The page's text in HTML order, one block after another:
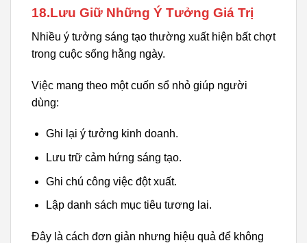
18.Lưu Giữ Những Ý Tưởng Giá Trị
Nhiều ý tưởng sáng tạo thường xuất hiện bất chợt
trong cuộc sống hằng ngày.
Việc mang theo một cuốn sổ nhỏ giúp người
dùng:
Ghi lại ý tưởng kinh doanh.
Lưu trữ cảm hứng sáng tạo.
Ghi chú công việc đột xuất.
Lập danh sách mục tiêu tương lai.
Đây là cách đơn giản nhưng hiệu quả để không